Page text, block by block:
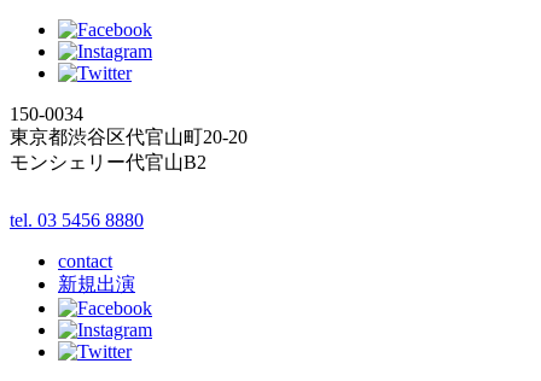
150-0034
東京都渋谷区代官山町20-20
モンシェリー代官山B2
tel. 03 5456 8880
contact
新規出演